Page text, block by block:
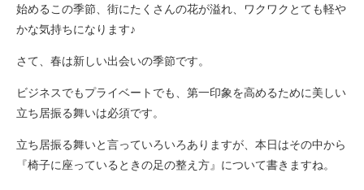
始めるこの季節、街にたくさんの花が溢れ、ワクワクとても軽や
かな気持ちになります♪
さて、春は新しい出会いの季節です。
ビジネスでもプライベートでも、第一印象を高めるために美しい
立ち居振る舞いは必須です。
立ち居振る舞いと言っていろいろありますが、本日はその中から
『椅子に座っているときの足の整え方』について書きますね。